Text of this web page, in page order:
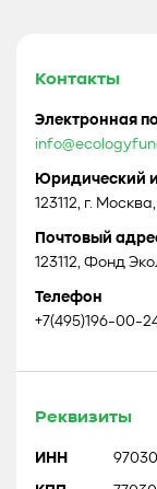
Контакты
Электронная
Юридический
123112, г.
Почтовый
123112, Фонд
Телефон
+7(495)196-00-
Реквизиты
ИНН